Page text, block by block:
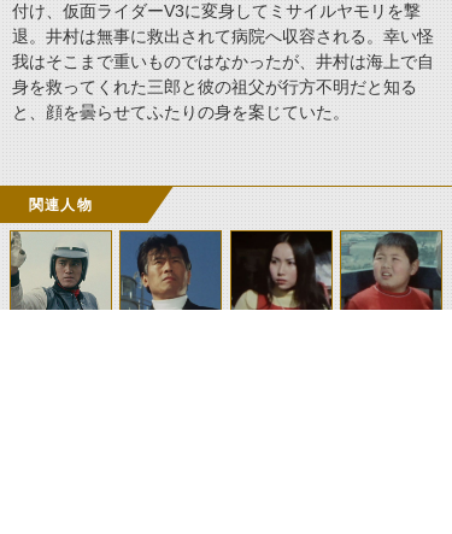
付け、仮面ライダーV3に変身してミサイルヤモリを撃
退。井村は無事に救出されて病院へ収容される。幸い怪
我はそこまで重いものではなかったが、井村は海上で自
身を救ってくれた三郎と彼の祖父が行方不明だと知る
と、顔を曇らせてふたりの身を案じていた。
関連人物